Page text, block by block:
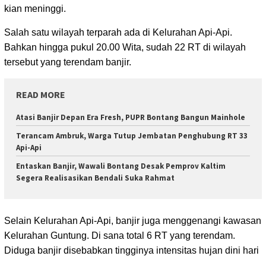
kian meninggi.
Salah satu wilayah terparah ada di Kelurahan Api-Api.
Bahkan hingga pukul 20.00 Wita, sudah 22 RT di wilayah
tersebut yang terendam banjir.
READ MORE
Atasi Banjir Depan Era Fresh, PUPR Bontang Bangun Mainhole
Terancam Ambruk, Warga Tutup Jembatan Penghubung RT 33
Api-Api
Entaskan Banjir, Wawali Bontang Desak Pemprov Kaltim
Segera Realisasikan Bendali Suka Rahmat
Selain Kelurahan Api-Api, banjir juga menggenangi kawasan
Kelurahan Guntung. Di sana total 6 RT yang terendam.
Diduga banjir disebabkan tingginya intensitas hujan dini hari